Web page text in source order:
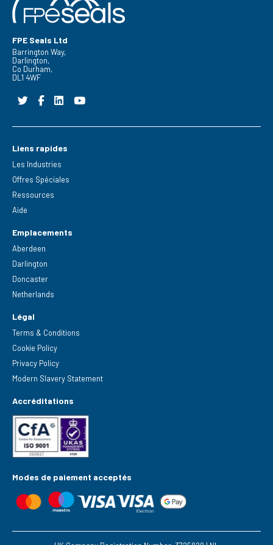
FPE Seals Ltd
Barrington Way,
Darlington,
Co Durham,
DL1 4WF
Liens rapides
Les Industries
Offres Spéciales
Ressources
Aide
Emplacements
Aberdeen
Darlington
Doncaster
Netherlands
Légal
Terms & Conditions
Cookie Policy
Privacy Policy
Modern Slavery Statement
Accréditations
Modes de paiement acceptés